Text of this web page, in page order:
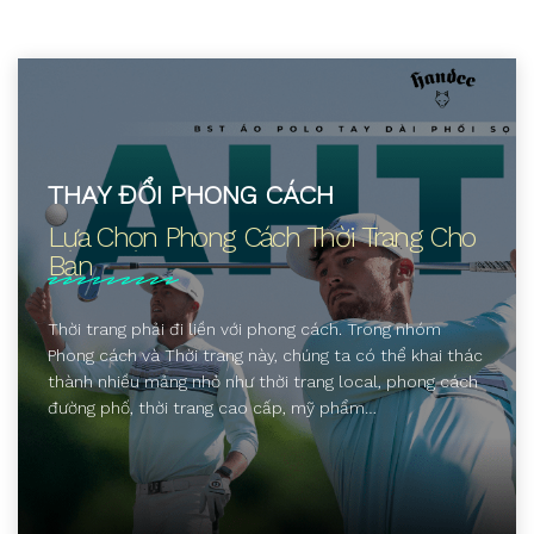
THAY ĐỔI PHONG CÁCH
Lựa Chọn Phong Cách Thời Trang Cho
Bạn
Thời trang phải đi liền với phong cách. Trong nhóm
Phong cách và Thời trang này, chúng ta có thể khai thác
thành nhiều mảng nhỏ như thời trang local, phong cách
đường phố, thời trang cao cấp, mỹ phẩm…